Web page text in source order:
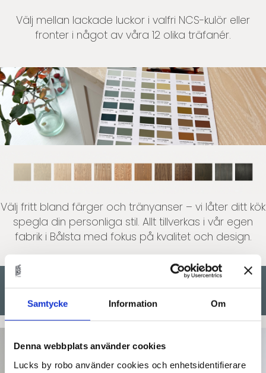
Samtycke Information Om
Denna webbplats använder cookies
Lucks by robo använder cookies och enhetsidentifierare
Välj mellan lackade luckor i valfri NCS-kulör eller
fronter i något av våra 12 olika träfanér.
Välj fritt bland färger och tränyanser – vi låter ditt kök
spegla din personliga stil. Allt tillverkas i vår egen
fabrik i Bålsta med fokus på kvalitet och design.
INSPIRERAS AV ANDRA